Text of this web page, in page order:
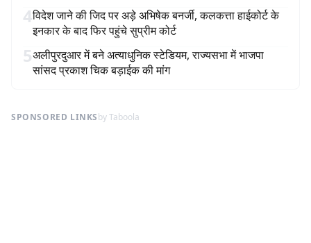
4विदेश जाने की जिद पर अड़े अभिषेक बनर्जी, कलकत्ता हाईकोर्ट के
इनकार के बाद फिर पहुंचे सुप्रीम कोर्ट
5अलीपुरदुआर में बने अत्याधुनिक स्टेडियम, राज्यसभा में भाजपा
सांसद प्रकाश चिक बड़ाईक की मांग
SPONSORED LINKSby Taboola